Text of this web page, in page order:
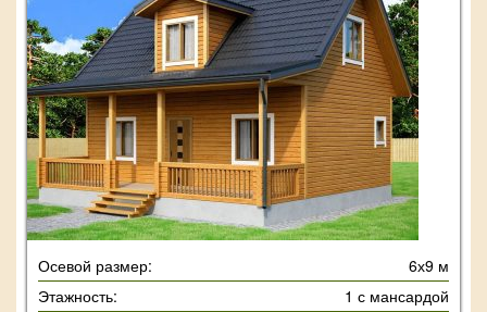
Осевой размер:
6х9 м
Этажность:
1 с мансардой